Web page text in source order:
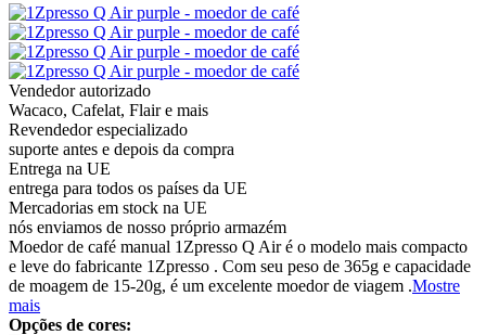
Vendedor autorizado
Wacaco, Cafelat, Flair e mais
Revendedor especializado
suporte antes e depois da compra
Entrega na UE
entrega para todos os países da UE
Mercadorias em stock na UE
nós enviamos de nosso próprio armazém
Moedor de café manual 1Zpresso Q Air é o modelo mais compacto
e leve do fabricante 1Zpresso . Com seu peso de 365g e capacidade
de moagem de 15-20g, é um excelente moedor de viagem .Mostre
mais
Opções de cores: